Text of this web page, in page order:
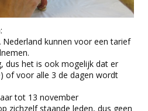
Nederland kunnen voor een tarief
dus het is ook mogelijk dat er
of voor alle 3 de dagen wordt
tot 13 november
zichzelf staande leden, dus geen